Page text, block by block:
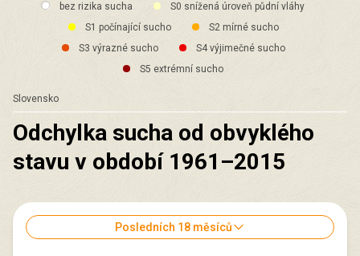
bez rizika sucha
S0 snížená úroveň půdní vláhy
S1 počínající sucho
S2 mírné sucho
S3 výrazné sucho
S4 výjimečné sucho
S5 extrémní sucho
Slovensko
Odchylka sucha od obvyklého
stavu v období 1961–2015
Posledních 18 měsíců